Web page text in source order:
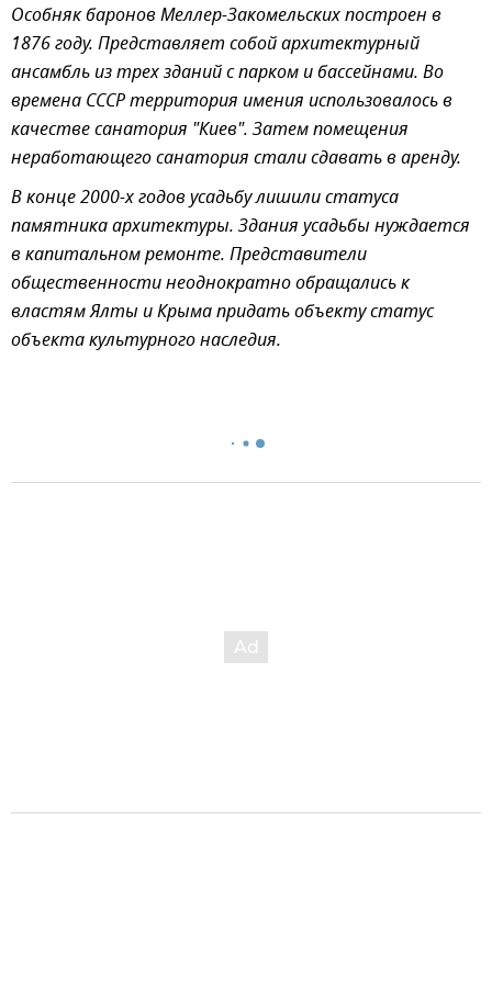
Особняк баронов Меллер-Закомельских построен в
1876 году. Представляет собой архитектурный
ансамбль из трех зданий с парком и бассейнами. Во
времена СССР территория имения использовалось в
качестве санатория "Киев". Затем помещения
неработающего санатория стали сдавать в аренду.
В конце 2000-х годов усадьбу лишили статуса
памятника архитектуры. Здания усадьбы нуждается
в капитальном ремонте. Представители
общественности неоднократно обращались к
властям Ялты и Крыма придать объекту статус
объекта культурного наследия.